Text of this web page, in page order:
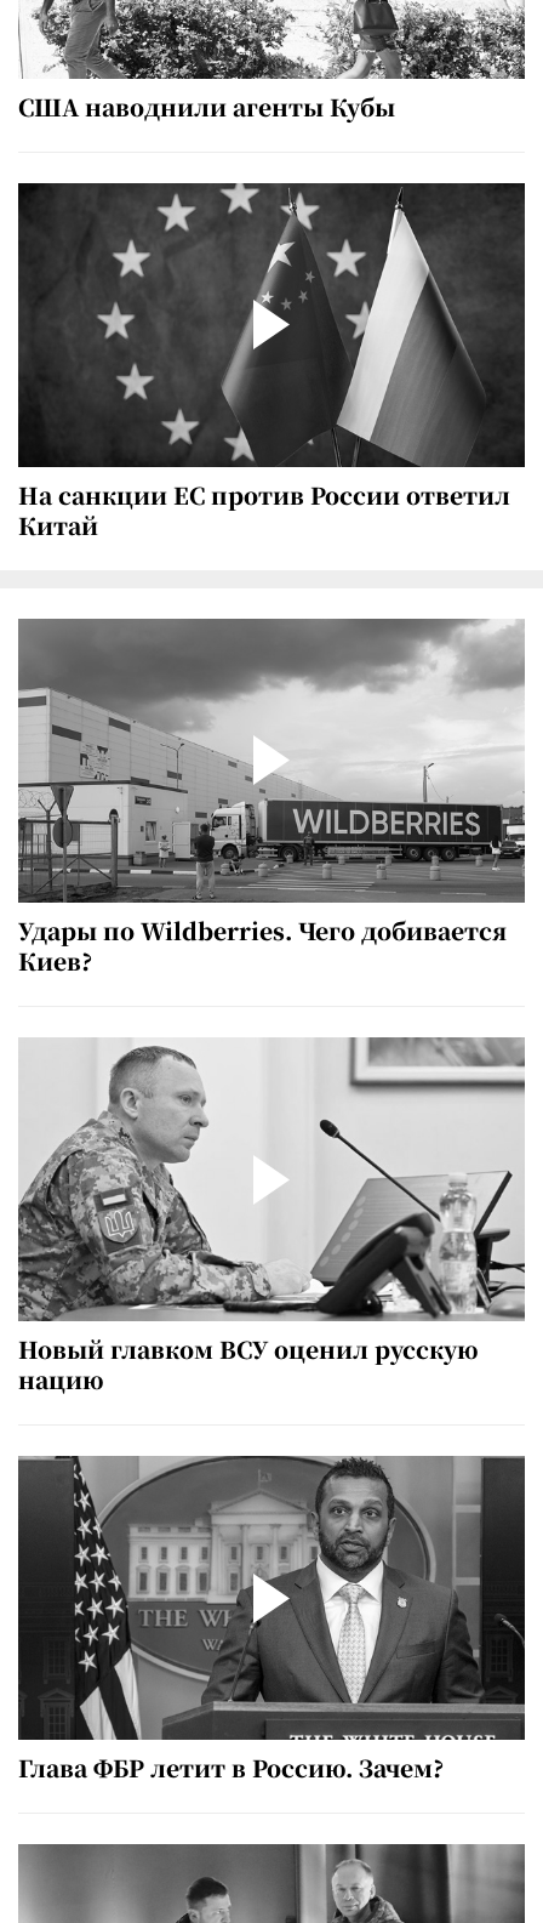
США наводнили агенты Кубы
На санкции ЕС против России ответил
Китай
Удары по Wildberries. Чего добивается
Киев?
Новый главком ВСУ оценил русскую
нацию
Глава ФБР летит в Россию. Зачем?